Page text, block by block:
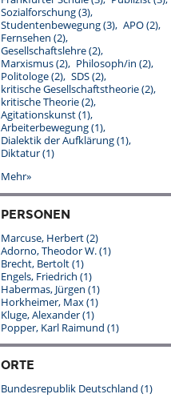
Sozialforschung(3)
Studentenbewegung(3) APO(2)
Fernsehen (2)
Gesellschaftslehre(2)
Marxismus(2) Philosoph/in (2)
Politologe(2) SDS(2)
kritische Gesellschaftstheorie(2)
kritische Theorie(2)
Agitationskunst(1)
Arbeiterbewegung(1)
Dialektik der Aufklärung(1)
Diktatur(1)
Mehr»
PERSONEN
Marcuse, Herbert(2)
Adorno, Theodor W.(1)
Brecht, Bertolt(1)
Engels, Friedrich (1)
Habermas, Jürgen (1)
Horkheimer, Max(1)
Kluge, Alexander(1)
Popper, Karl Raimund (1)
ORTE
Bundesrepublik Deutschland (1)